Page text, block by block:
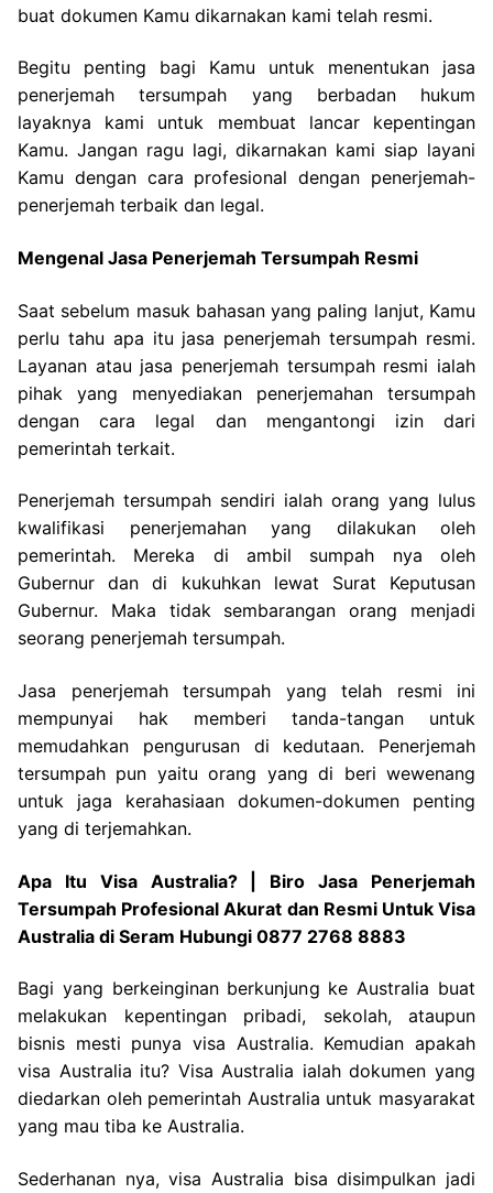
buat dokumen Kamu dikarnakan kami telah resmi.
Begitu penting bagi Kamu untuk menentukan jasa
penerjemah tersumpah yang berbadan hukum
layaknya kami untuk membuat lancar kepentingan
Kamu. Jangan ragu lagi, dikarnakan kami siap layani
Kamu dengan cara profesional dengan penerjemah-
penerjemah terbaik dan legal.
Mengenal Jasa Penerjemah Tersumpah Resmi
Saat sebelum masuk bahasan yang paling lanjut, Kamu
perlu tahu apa itu jasa penerjemah tersumpah resmi.
Layanan atau jasa penerjemah tersumpah resmi ialah
pihak yang menyediakan penerjemahan tersumpah
dengan cara legal dan mengantongi izin dari
pemerintah terkait.
Penerjemah tersumpah sendiri ialah orang yang lulus
kwalifikasi penerjemahan yang dilakukan oleh
pemerintah. Mereka di ambil sumpah nya oleh
Gubernur dan di kukuhkan lewat Surat Keputusan
Gubernur. Maka tidak sembarangan orang menjadi
seorang penerjemah tersumpah.
Jasa penerjemah tersumpah yang telah resmi ini
mempunyai hak memberi tanda-tangan untuk
memudahkan pengurusan di kedutaan. Penerjemah
tersumpah pun yaitu orang yang di beri wewenang
untuk jaga kerahasiaan dokumen-dokumen penting
yang di terjemahkan.
Apa Itu Visa Australia? | Biro Jasa Penerjemah
Tersumpah Profesional Akurat dan Resmi Untuk Visa
Australia di Seram Hubungi 0877 2768 8883
Bagi yang berkeinginan berkunjung ke Australia buat
melakukan kepentingan pribadi, sekolah, ataupun
bisnis mesti punya visa Australia. Kemudian apakah
visa Australia itu? Visa Australia ialah dokumen yang
diedarkan oleh pemerintah Australia untuk masyarakat
yang mau tiba ke Australia.
Sederhanan nya, visa Australia bisa disimpulkan jadi